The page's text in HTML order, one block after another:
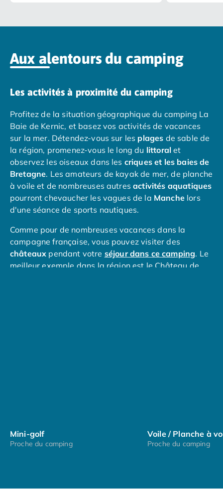
Camping en bord de lac
Camping Tohapi agréés VACAF
Camping 4 étoiles Les Landes
Camping 5 étoiles Vendée
Camping Atlantique
Camping avec parc aquatique Ardèche
Camping avec parc aquatique Bretagne
Camping avec parc aquatique Dordogne
Camping avec parc aquatique Espagne
Camping avec parc aquatique Les Landes
Camping avec piscine Annecy
Camping en bord de mer Aquitaine
Camping en bord de mer Calvados
Camping en bord de mer Corse
Camping en bord de mer Espagne
Camping en bord de mer France
Programme de fidélité
Nos petits prix 2026
Aux alentours du camping
Les activités à proximité du camping
Profitez de la situation géographique du camping La
Baie de Kernic, et basez vos activités de vacances
sur la mer. Détendez-vous sur les plages de sable de
la région, promenez-vous le long du littoralet
observez les oiseaux dans les criques et les baies de
Bretagne. Les amateurs de kayak de mer, de planche
à voile et de nombreuses autresactivités aquatiques
pourront chevaucher les vagues de la Manche lors
d'une séance de sports nautiques.
Comme pour de nombreuses vacances dans la
campagne française, vous pouvez visiter des
châteaux pendant votre séjour dans ce camping. Le
meilleur exemple dans la région est le Château de
Mini-golf
Proche du camping
Voile / Planche à
Proche du camping